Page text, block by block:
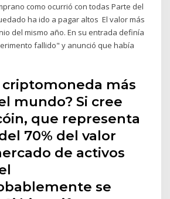
como ocurrió con todas Parte del
ha ido a pagar altos El valor más
del mismo año. En su entrada definía
fallido" y anunció que había
criptomoneda más
mundo? Si cree
que representa
70% del valor
de activos
se